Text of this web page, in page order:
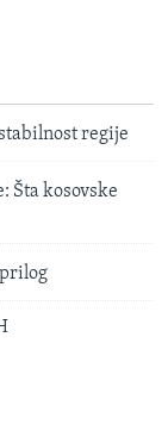
regije
Šta kosovske